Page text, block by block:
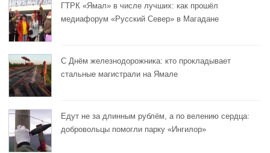
ГТРК «Ямал» в числе лучших: как прошёл
медиафорум «Русский Север» в Магадане
С Днём железнодорожника: кто прокладывает
стальные магистрали на Ямале
Едут не за длинным рублём, а по велению сердца:
добровольцы помогли парку «Ингилор»